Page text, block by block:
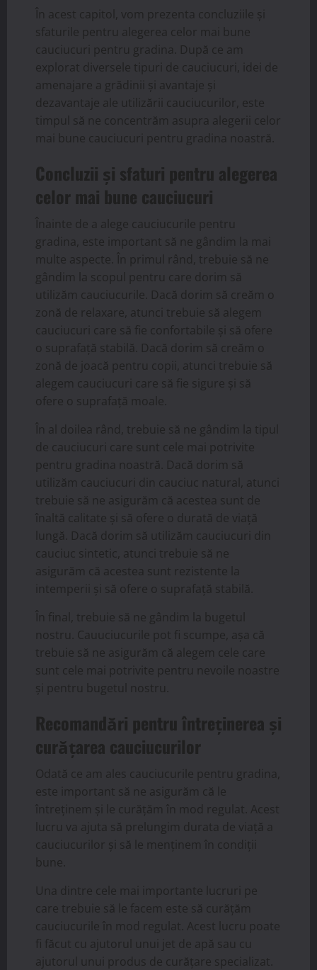
În acest capitol, vom prezenta concluziile și
sfaturile pentru alegerea celor mai bune
cauciucuri pentru gradina. După ce am
explorat diversele tipuri de cauciucuri, idei de
amenajare a grădinii și avantaje și
dezavantaje ale utilizării cauciucurilor, este
timpul să ne concentrăm asupra alegerii celor
mai bune cauciucuri pentru gradina noastră.
Concluzii și sfaturi pentru alegerea
celor mai bune cauciucuri
Înainte de a alege cauciucurile pentru
gradina, este important să ne gândim la mai
multe aspecte. În primul rând, trebuie să ne
gândim la scopul pentru care dorim să
utilizăm cauciucurile. Dacă dorim să creăm o
zonă de relaxare, atunci trebuie să alegem
cauciucuri care să fie confortabile și să ofere
o suprafață stabilă. Dacă dorim să creăm o
zonă de joacă pentru copii, atunci trebuie să
alegem cauciucuri care să fie sigure și să
ofere o suprafață moale.
În al doilea rând, trebuie să ne gândim la tipul
de cauciucuri care sunt cele mai potrivite
pentru gradina noastră. Dacă dorim să
utilizăm cauciucuri din cauciuc natural, atunci
trebuie să ne asigurăm că acestea sunt de
înaltă calitate și să ofere o durată de viață
lungă. Dacă dorim să utilizăm cauciucuri din
cauciuc sintetic, atunci trebuie să ne
asigurăm că acestea sunt rezistente la
intemperii și să ofere o suprafață stabilă.
În final, trebuie să ne gândim la bugetul
nostru. Cauuciucurile pot fi scumpe, așa că
trebuie să ne asigurăm că alegem cele care
sunt cele mai potrivite pentru nevoile noastre
și pentru bugetul nostru.
Recomandări pentru întreținerea și
curățarea cauciucurilor
Odată ce am ales cauciucurile pentru gradina,
este important să ne asigurăm că le
întreținem și le curățăm în mod regulat. Acest
lucru va ajuta să prelungim durata de viață a
cauciucurilor și să le menținem în condiții
bune.
Una dintre cele mai importante lucruri pe
care trebuie să le facem este să curățăm
cauciucurile în mod regulat. Acest lucru poate
fi făcut cu ajutorul unui jet de apă sau cu
ajutorul unui produs de curățare specializat.